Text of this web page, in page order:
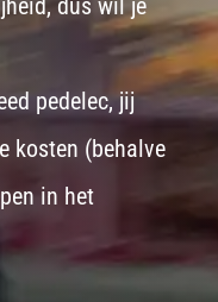
dus wil je
pedelec, jij
kosten (behalve
in het